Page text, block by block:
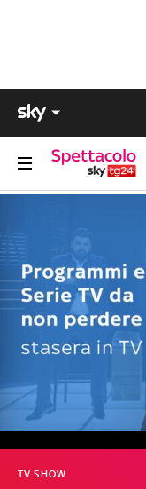
TV SHOW